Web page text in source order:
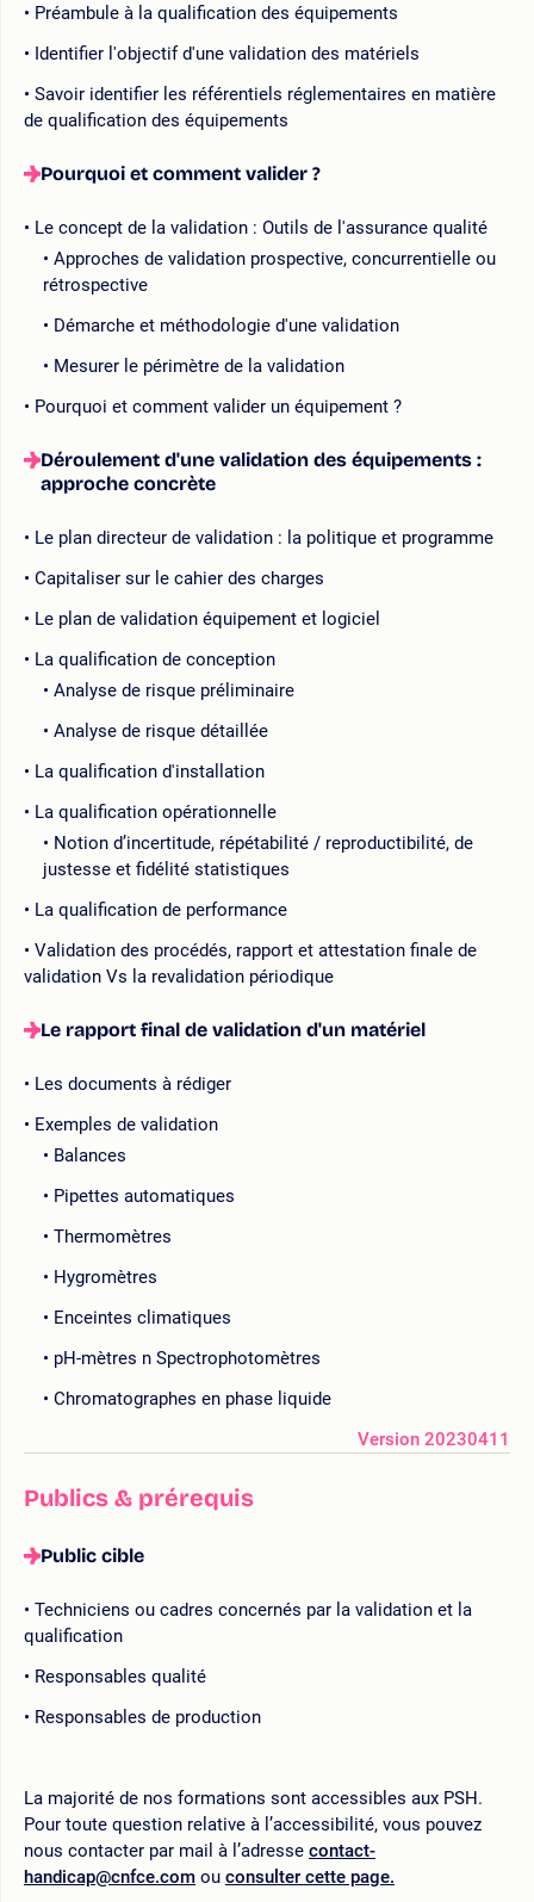
Préambule à la qualification des équipements
Identifier l'objectif d'une validation des matériels
Savoir identifier les référentiels réglementaires en matière
de qualification des équipements
Pourquoi et comment valider ?
Le concept de la validation : Outils de l'assurance qualité
Approches de validation prospective, concurrentielle ou
rétrospective
Démarche et méthodologie d'une validation
Mesurer le périmètre de la validation
Pourquoi et comment valider un équipement ?
Déroulement d'une validation des équipements :
approche concrète
Le plan directeur de validation : la politique et programme
Capitaliser sur le cahier des charges
Le plan de validation équipement et logiciel
La qualification de conception
Analyse de risque préliminaire
Analyse de risque détaillée
La qualification d'installation
La qualification opérationnelle
Notion d’incertitude, répétabilité / reproductibilité, de
justesse et fidélité statistiques
La qualification de performance
Validation des procédés, rapport et attestation finale de
validation Vs la revalidation périodique
Le rapport final de validation d'un matériel
Les documents à rédiger
Exemples de validation
Balances
Pipettes automatiques
Thermomètres
Hygromètres
Enceintes climatiques
pH-mètres n Spectrophotomètres
Chromatographes en phase liquide
Version 20230411
Publics & prérequis
Public cible
Techniciens ou cadres concernés par la validation et la
qualification
Responsables qualité
Responsables de production
La majorité de nos formations sont accessibles aux PSH.
Pour toute question relative à l’accessibilité, vous pouvez
nous contacter par mail à l’adresse contact-
handicap@cnfce.com ou consulter cette page.